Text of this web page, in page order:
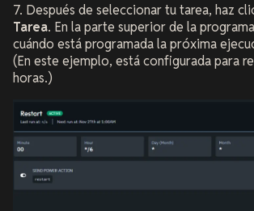
7. Después de seleccionar tu tarea, haz
Tarea. En la parte superior de la
cuándo está programada la próxima
(En este ejemplo, está configurada para
horas.)